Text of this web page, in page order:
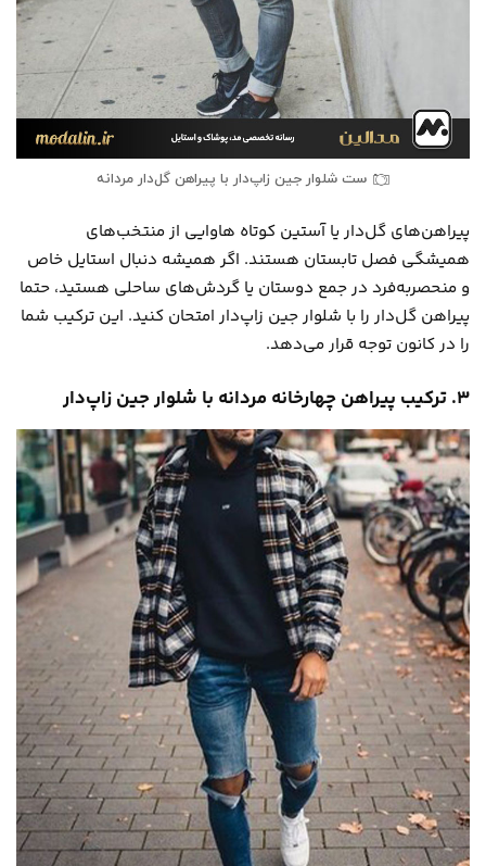
ست شلوار جین زاپ‌دار با پیراهن گل‌دار مردانه
پیراهن‌های گل‌دار یا آستین کوتاه هاوایی از منتخب‌های
همیشگی فصل تابستان هستند. اگر همیشه دنبال استایل خاص
و منحصربه‌فرد در جمع دوستان یا گردش‌های ساحلی هستید، حتما
پیراهن گل‌دار را با شلوار جین زاپ‌دار امتحان کنید. این ترکیب شما
را در کانون توجه قرار می‌دهد.
۳. ترکیب پیراهن چهارخانه مردانه با شلوار جین زاپ‌دار